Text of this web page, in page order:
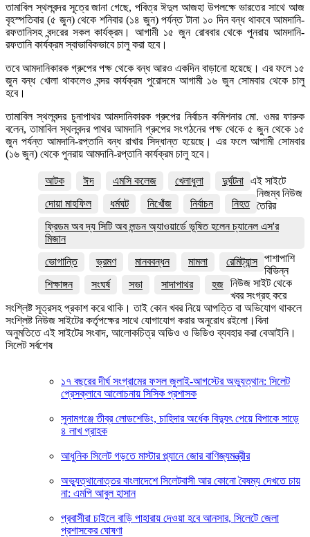
তামাবিল স্থলবন্দর সূত্রে জানা গেছে, পবিত্র ঈদুল আজহা উপলক্ষে ভারতের সাথে আজ
বৃহস্পতিবার (৫ জুন) থেকে শনিবার (১৪ জুন) পর্যন্ত টানা ১০ দিন বন্ধ থাকবে আমদানি-
রফতানিসহ বন্দরের সকল কার্যক্রম। আগামী ১৫ জুন রোববার থেকে পুনরায় আমদানি-
রফতানি কার্যক্রম স্বাভাবিকভাবে চালু করা হবে।
তবে আমদানিকারক গ্রুপের পক্ষ থেকে বন্ধ আরও একদিন বাড়ানো হয়েছে। এর ফলে ১৫
জুন বন্ধ খোলা থাকলেও বন্দর কার্যক্রম পুরোদমে আগামী ১৬ জুন সোমবার থেকে চালু
হবে।
তামাবিল স্থলবন্দর চুনাপাথর আমদানিকারক গ্রুপের নির্বাচন কমিশনার মো. ওমর ফারুক
বলেন, তামাবিল স্থলবন্দর পাথর আমদানি গ্রুপের সংগঠনের পক্ষ থেকে ৫ জুন থেকে ১৫
জুন পর্যন্ত আমদানি-রপ্তানি বন্ধ রাখার সিদ্ধান্ত হয়েছে। এর ফলে আগামী সোমবার
(১৬ জুন) থেকে পুনরায় আমদানি-রপ্তানি কার্যক্রম চালু হবে।
আটক ঈদ এমসি কলেজ খেলাধুলা
দুর্ঘটনা
দোয়া মাহফিল
ধর্মঘট নিখোঁজ নির্বাচন
নিহত
ফ্রিডম অব দ্য সিটি অব লন্ডন অ্যাওয়ার্ডে ভূষিত হলেন চ্যানেল এস'র
মিজান
ভোগান্তি
ভ্রমণ মানববন্ধন মামলা
রেমিট্যান্স
শিক্ষাঙ্গন
সংঘর্ষ সভা সাদাপাথর হজ
এই সাইটে
নিজম্ব নিউজ
তৈরির
পাশাপাশি
বিভিন্ন
নিউজ সাইট থেকে
খবর সংগ্রহ করে
সংশ্লিষ্ট সূত্রসহ প্রকাশ করে থাকি। তাই কোন খবর নিয়ে আপত্তি বা অভিযোগ থাকলে
সংশ্লিষ্ট নিউজ সাইটের কর্তৃপক্ষের সাথে যোগাযোগ করার অনুরোধ রইলো।বিনা
অনুমতিতে এই সাইটের সংবাদ, আলোকচিত্র অডিও ও ভিডিও ব্যবহার করা বেআইনি।
সিলেট সর্বশেষ
১৭ বছরের দীর্ঘ সংগ্রামের ফসল জুলাই-আগস্টের অভ্যুত্থান: সিলেট
প্রেসক্লাবে আলোচনায় সিসিক প্রশাসক
সুনামগঞ্জে তীব্র লোডশেডিং, চাহিদার অর্ধেক বিদ্যুৎ পেয়ে বিপাকে সাড়ে
৪ লাখ গ্রাহক
আধুনিক সিলেট গড়তে মাস্টার প্ল্যানে জোর বাণিজ্যমন্ত্রীর
অভ্যুত্থানোত্তর বাংলাদেশে সিলেটবাসী আর কোনো বৈষম্য দেখতে চায়
না: এমপি আবুল হাসান
প্রবাসীরা চাইলে বাড়ি পাহারায় দেওয়া হবে আনসার, সিলেটে জেলা
প্রশাসকের ঘোষণা